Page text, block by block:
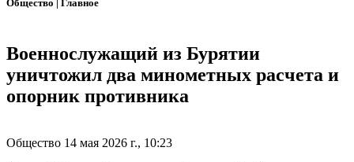
Общество | Главное
Военнослужащий из Бурятии
уничтожил два минометных расчета и
опорник противника
Общество 14 мая 2026 г., 10:23